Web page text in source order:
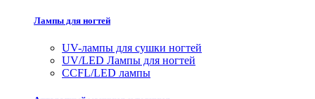
Лампы для ногтей
UV-лампы для сушки ногтей
UV/LED Лампы для ногтей
CCFL/LED лампы